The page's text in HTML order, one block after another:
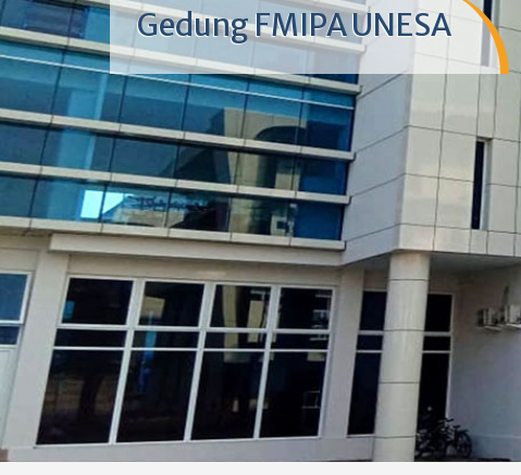
Gedung FMIPA UNESA